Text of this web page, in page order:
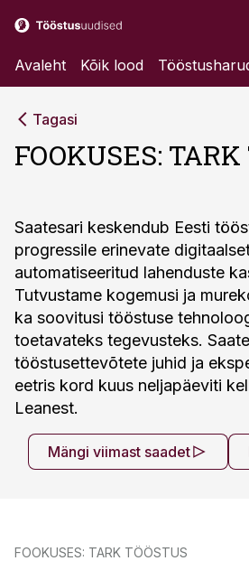
Avaleht Kõik lood
Tagasi
FOOKUSES:
Saatesari keskendub Eesti
progressile erinevate
automatiseeritud lahenduste
Tutvustame kogemusi ja
ka soovitusi tööstuse
toetavateks tegevusteks.
tööstusettevõtete juhid ja
eetris kord kuus neljapäeviti
Leanest.
Mängi viimast saadet
FOOKUSES: TARK TÖÖSTUS